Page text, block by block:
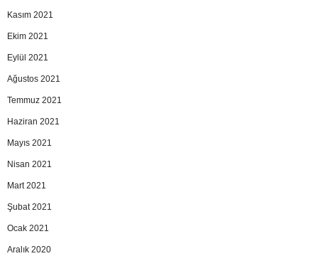
Kasım 2021
Ekim 2021
Eylül 2021
Ağustos 2021
Temmuz 2021
Haziran 2021
Mayıs 2021
Nisan 2021
Mart 2021
Şubat 2021
Ocak 2021
Aralık 2020